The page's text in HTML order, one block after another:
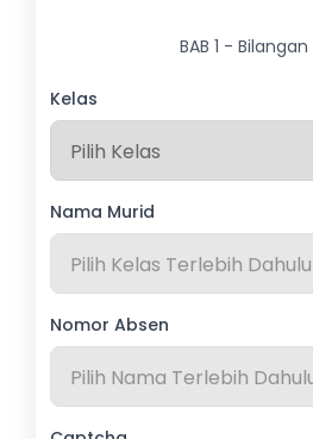
BAB 1 -
Kelas
Nama Murid
Nomor Absen